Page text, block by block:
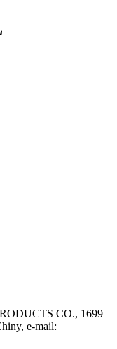
CO., 1699
e-mail: